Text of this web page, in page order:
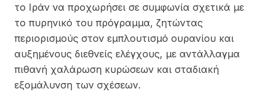
το Ιράν να προχωρήσει σε συμφωνία σχετικά με
το πυρηνικό του πρόγραμμα, ζητώντας
περιορισμούς στον εμπλουτισμό ουρανίου και
αυξημένους διεθνείς ελέγχους, με αντάλλαγμα
πιθανή χαλάρωση κυρώσεων και σταδιακή
εξομάλυνση των σχέσεων.